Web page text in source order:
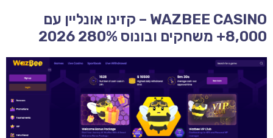
WAZBEE CASINO – קזינו אונליין עם
8,000+ משחקים ובונוס 280% 2026